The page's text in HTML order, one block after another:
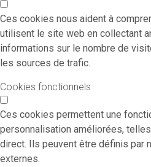
Ces cookies nous aident à
utilisent le site web en collectant
informations sur le nombre de
les sources de trafic.
Cookies fonctionnels
Ces cookies permettent une
personnalisation améliorées,
direct. Ils peuvent être définis par
externes.